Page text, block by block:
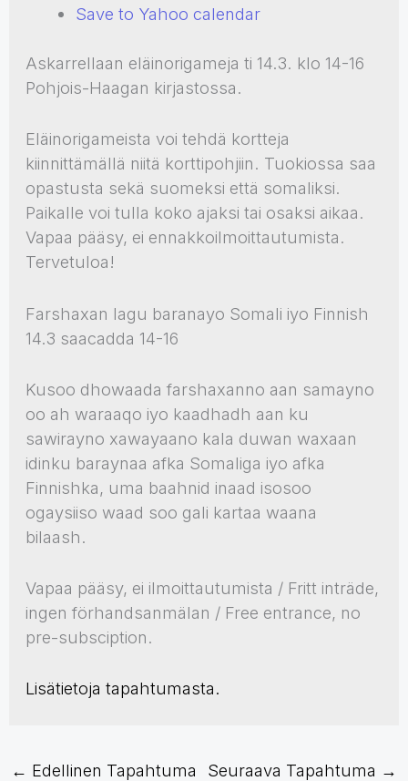
Save to Yahoo calendar
Askarrellaan eläinorigameja ti 14.3. klo 14-16
Pohjois-Haagan kirjastossa.
Eläinorigameista voi tehdä kortteja
kiinnittämällä niitä korttipohjiin. Tuokiossa saa
opastusta sekä suomeksi että somaliksi.
Paikalle voi tulla koko ajaksi tai osaksi aikaa.
Vapaa pääsy, ei ennakkoilmoittautumista.
Tervetuloa!
Farshaxan lagu baranayo Somali iyo Finnish
14.3 saacadda 14-16
Kusoo dhowaada farshaxanno aan samayno
oo ah waraaqo iyo kaadhadh aan ku
sawirayno xawayaano kala duwan waxaan
idinku baraynaa afka Somaliga iyo afka
Finnishka, uma baahnid inaad isosoo
ogaysiiso waad soo gali kartaa waana
bilaash.
Vapaa pääsy, ei ilmoittautumista / Fritt inträde,
ingen förhandsanmälan / Free entrance, no
pre-subsciption.
Lisätietoja tapahtumasta.
← Edellinen Tapahtuma Seuraava Tapahtuma →